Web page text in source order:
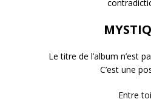
Le titre de l’album n’est
C’est une
Entre